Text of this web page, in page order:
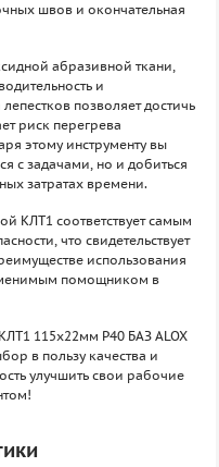
швов и окончательная
абразивной ткани,
и
позволяет достичь
риск перегрева
этому инструменту вы
с задачами, но и добиться
затратах времени.
КЛТ1 соответствует самым
что свидетельствует
использования
помощником в
115х22мм P40 БАЗ ALOX
в пользу качества и
улучшить свои рабочие